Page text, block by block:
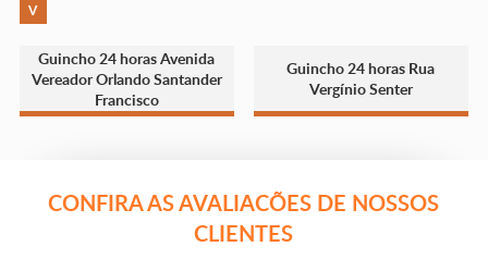
V
Guincho 24 horas Avenida
Vereador Orlando Santander
Francisco
Guincho 24 horas Rua
Vergínio Senter
CONFIRA AS AVALIACÕES DE NOSSOS
CLIENTES